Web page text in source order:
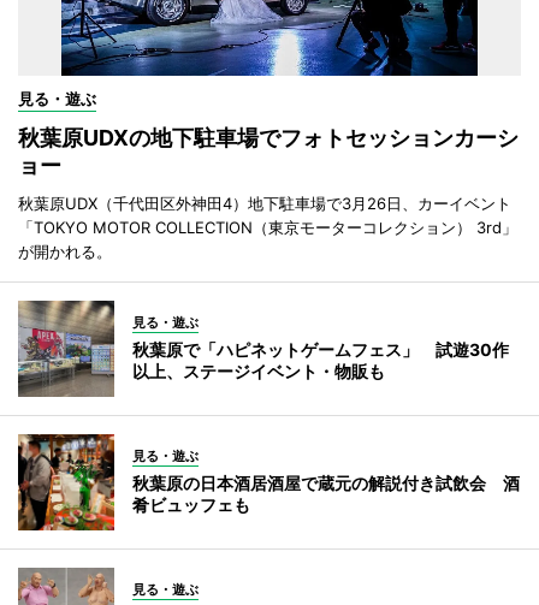
見る・遊ぶ
秋葉原UDXの地下駐車場でフォトセッションカーシ
ョー
秋葉原UDX（千代田区外神田4）地下駐車場で3月26日、カーイベント
「TOKYO MOTOR COLLECTION（東京モーターコレクション） 3rd」
が開かれる。
見る・遊ぶ
秋葉原で「ハピネットゲームフェス」 試遊30作
以上、ステージイベント・物販も
見る・遊ぶ
秋葉原の日本酒居酒屋で蔵元の解説付き試飲会 酒
肴ビュッフェも
見る・遊ぶ